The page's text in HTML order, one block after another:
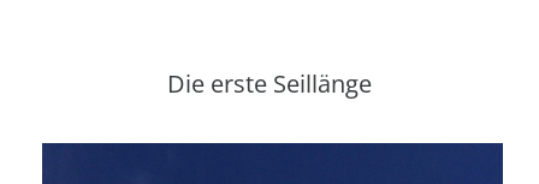
Die erste Seillänge